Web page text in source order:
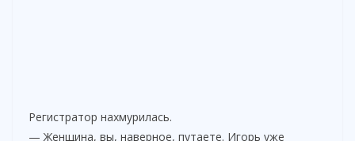
Регистратор нахмурилась.
— Женщина, вы, наверное, путаете. Игорь уже